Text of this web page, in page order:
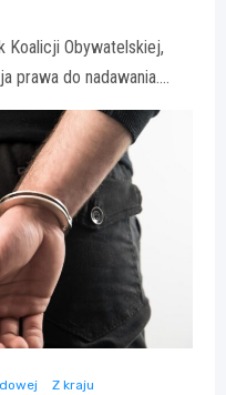
Koalicji Obywatelskiej,
prawa do nadawania.…
Z kraju